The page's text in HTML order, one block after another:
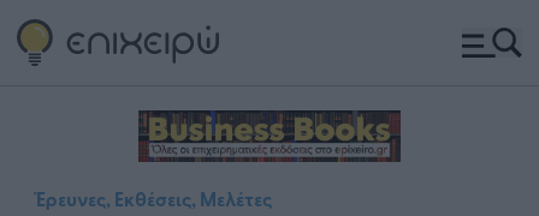
Έρευνες, Εκθέσεις, Μελέτες